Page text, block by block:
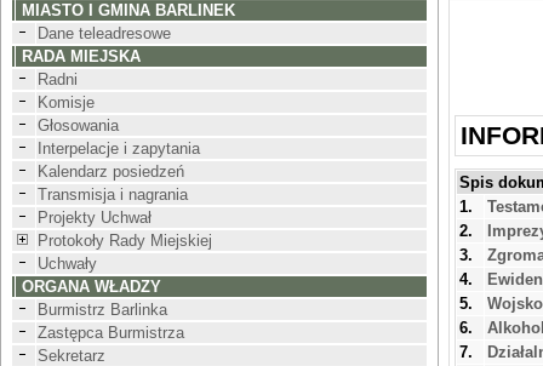
MIASTO I GMINA BARLINEK
Dane teleadresowe
RADA MIEJSKA
Radni
Komisje
Głosowania
Interpelacje i zapytania
Kalendarz posiedzeń
Transmisja i nagrania
Projekty Uchwał
Protokoły Rady Miejskiej
Uchwały
ORGANA WŁADZY
Burmistrz Barlinka
Zastępca Burmistrza
Sekretarz
Spis
1.
2.
3.
4.
5.
6.
7.